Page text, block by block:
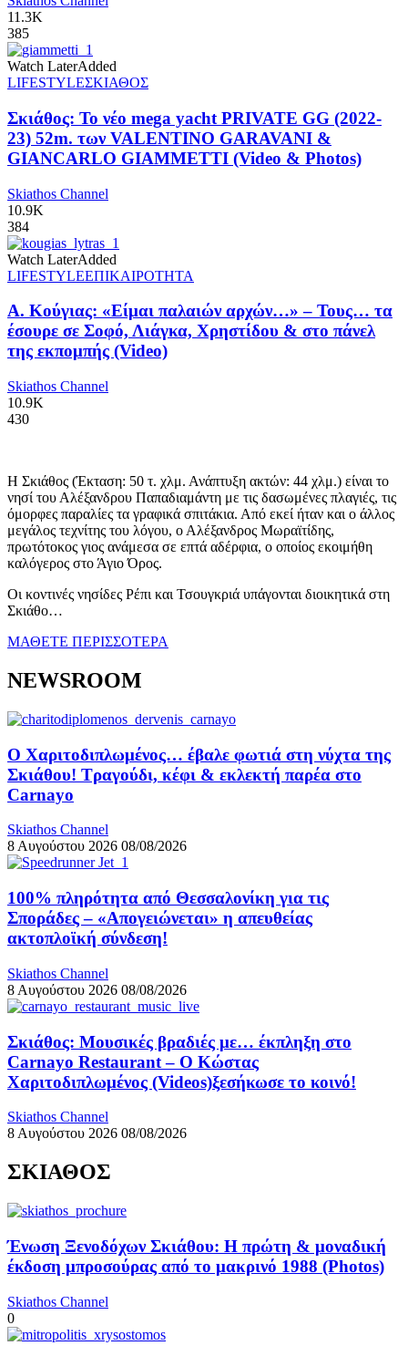
11.3K
385
Watch LaterAdded
LIFESTYLEΣΚΙΑΘΟΣ
Σκιάθος: Το νέο mega yacht PRIVATE GG (2022-
23) 52m. των VALENTINO GARAVANI &
GIANCARLO GIAMMETTI (Video & Photos)
Skiathos Channel
10.9K
384
Watch LaterAdded
LIFESTYLEΕΠΙΚΑΙΡΟΤΗΤΑ
Α. Κούγιας: «Είμαι παλαιών αρχών…» – Τους… τα
έσουρε σε Σοφό, Λιάγκα, Χρηστίδου & στο πάνελ
της εκπομπής (Video)
Skiathos Channel
10.9K
430
Η Σκιάθος (Έκταση: 50 τ. χλμ. Ανάπτυξη ακτών: 44 χλμ.) είναι το
νησί του Αλέξανδρου Παπαδιαμάντη με τις δασωμένες πλαγιές, τις
όμορφες παραλίες τα γραφικά σπιτάκια. Από εκεί ήταν και ο άλλος
μεγάλος τεχνίτης του λόγου, ο Αλέξανδρος Μωραϊτίδης,
πρωτότοκος γιος ανάμεσα σε επτά αδέρφια, ο οποίος εκοιμήθη
καλόγερος στο Άγιο Όρος.
Οι κοντινές νησίδες Ρέπι και Τσουγκριά υπάγονται διοικητικά στη
Σκιάθο…
ΜΑΘΕΤΕ ΠΕΡΙΣΣΟΤΕΡΑ
NEWSROOM
Ο Χαριτοδιπλωμένος… έβαλε φωτιά στη νύχτα της
Σκιάθου! Τραγούδι, κέφι & εκλεκτή παρέα στο
Carnayo
Skiathos Channel
8 Αυγούστου 2026 08/08/2026
100% πληρότητα από Θεσσαλονίκη για τις
Σποράδες – «Απογειώνεται» η απευθείας
ακτοπλοϊκή σύνδεση!
Skiathos Channel
8 Αυγούστου 2026 08/08/2026
Σκιάθος: Μουσικές βραδιές με… έκπληξη στο
Carnayo Restaurant – Ο Κώστας
Χαριτοδιπλωμένος (Videos)ξεσήκωσε το κοινό!
Skiathos Channel
8 Αυγούστου 2026 08/08/2026
ΣΚΙΑΘΟΣ
Ένωση Ξενοδόχων Σκιάθου: Η πρώτη & μοναδική
έκδοση μπροσούρας από το μακρινό 1988 (Photos)
Skiathos Channel
0